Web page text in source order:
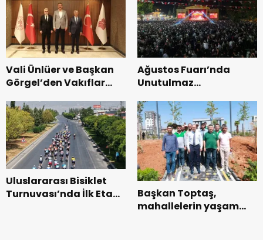
başladı.
Vali Ünlüer ve Başkan
Görgel’den Vakıflar
ziyaret.
Ağustos Fuarı’nda
Unutulmaz
Uluslararası Bisiklet
Turnuvası’nda İlk Etap
Başkan Toptaş,
mahallelerin yaşam